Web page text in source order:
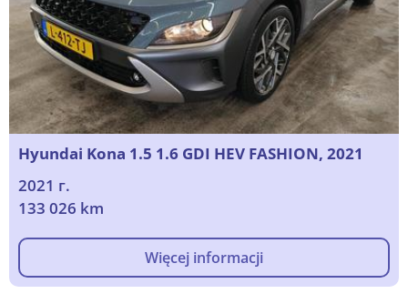
Hyundai Kona 1.5 1.6 GDI HEV FASHION, 2021
2021 г.
133 026 km
Więcej informacji